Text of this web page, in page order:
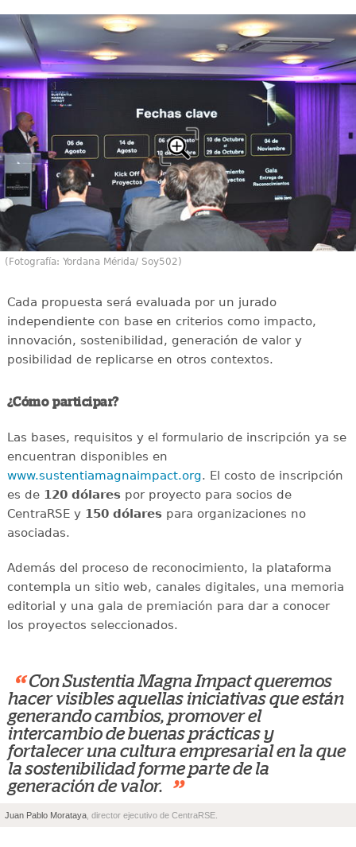
(Fotografía: Yordana Mérida/ Soy502)
Cada propuesta será evaluada por un jurado
independiente con base en criterios como impacto,
innovación, sostenibilidad, generación de valor y
posibilidad de replicarse en otros contextos.
¿Cómo participar?
Las bases, requisitos y el formulario de inscripción ya se
encuentran disponibles en
www.sustentiamagnaimpact.org. El costo de inscripción
es de 120 dólarespor proyecto para socios de
CentraRSE y 150 dólarespara organizaciones no
asociadas.
Además del proceso de reconocimiento, la plataforma
contempla un sitio web, canales digitales, una memoria
editorial y una gala de premiación para dar a conocer
los proyectos seleccionados.
“ Con Sustentia Magna Impact queremos
hacer visibles aquellas iniciativas que están
generando cambios, promover el
intercambio de buenas prácticas y
fortalecer una cultura empresarial en la que
la sostenibilidad forme parte de la
generación de valor.
”
Juan Pablo Morataya , director ejecutivo de CentraRSE.